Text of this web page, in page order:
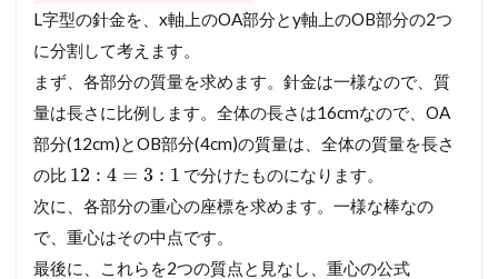
L字型の針金を、x軸上のOA部分とy軸上のOB部分の2つ
に分割して考えます。
まず、各部分の質量を求めます。針金は一様なので、質
量は長さに比例します。全体の長さは16cmなので、OA
部分(12cm)とOB部分(4cm)の質量は、全体の質量を長さ
の比 12 : 4 = 3 : 1 で分けたものになります。
次に、各部分の重心の座標を求めます。一様な棒なの
で、重心はその中点です。
最後に、これらを2つの質点と見なし、重心の公式